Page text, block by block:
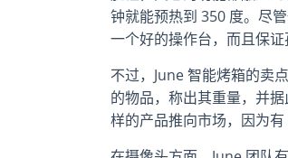
钟就能预热到 350 度。尽
一个好的操作台，而且保
不过，June 智能烤箱的卖
的物品，称出其重量，并
样的产品推向市场，因为有